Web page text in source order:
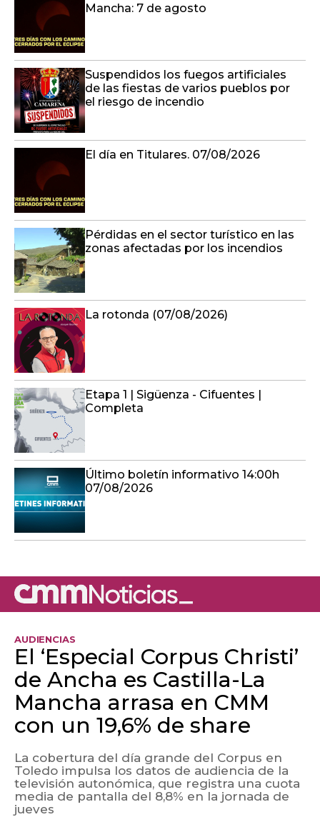
Mancha: 7 de agosto
Suspendidos los fuegos artificiales
de las fiestas de varios pueblos por
el riesgo de incendio
El día en Titulares. 07/08/2026
Pérdidas en el sector turístico en las
zonas afectadas por los incendios
La rotonda (07/08/2026)
Etapa 1 | Sigüenza - Cifuentes |
Completa
Último boletín informativo 14:00h
07/08/2026
AUDIENCIAS
El ‘Especial Corpus Christi’
de Ancha es Castilla-La
Mancha arrasa en CMM
con un 19,6% de share
La cobertura del día grande del Corpus en
Toledo impulsa los datos de audiencia de la
televisión autonómica, que registra una cuota
media de pantalla del 8,8% en la jornada de
jueves